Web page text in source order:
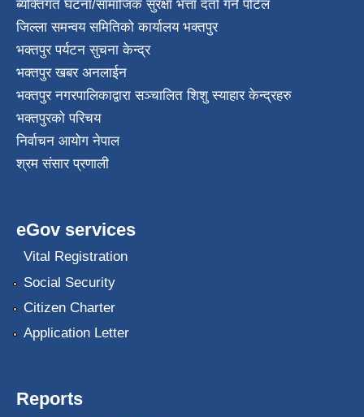
ब्यक्तिगत घटना/सामाजिक सुरक्षा भत्ता दर्ता गर्ने पोर्टल
जिल्ला समन्वय समितिको कार्यालय भक्तपुर
भक्तपुर पर्यटन सुचना केन्द्र
भक्तपुर खबर अनलाईन
भक्तपुर नगरपालिकाद्वारा सञ्चालित शिशु स्याहार केन्द्रहरु
भक्तपुरकाे परिचय
निर्वाचन आयोग नेपाल
श्रम संसार प्रणाली
eGov services
Vital Registration
Social Security
Citizen Charter
Application Letter
Reports